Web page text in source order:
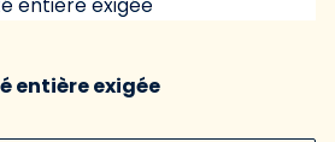
entière exigée